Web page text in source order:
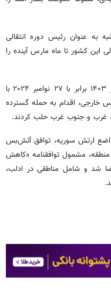
به عنوان رئیس دوره انتقالی
این کشور تا ماه مارس آینده را
معارضان مسلح در سوریه از بامداد هفتم آذر ۱۴۰۳ برابر با ۲۷ نوامبر ۲۰۲۴ با
خارجی، اقدام به حمله گسترده
غرب و جنوب غرب حلب کردند.
ارتش سوریه، توافق آتش‌بس
کرد زیرا این منطقه، مشمول توافقنامه «کاهش
شد و شامل مناطقی در ادلب،